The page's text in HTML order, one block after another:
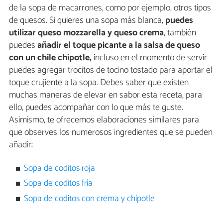
de la sopa de macarrones, como por ejemplo, otros tipos
de quesos. Si quieres una sopa más blanca,puedes
utilizar queso mozzarella y queso crema, también
puedesañadir el toque picante a la salsa de queso
con un chile chipotle,incluso en el momento de servir
puedes agregar trocitos de tocino tostado para aportar el
toque crujiente a la sopa. Debes saber que existen
muchas maneras de elevar en sabor esta receta, para
ello, puedes acompañar con lo que más te guste.
Asimismo, te ofrecemos elaboraciones similares para
que observes los numerosos ingredientes que se pueden
añadir:
Sopa de coditos roja
Sopa de coditos fría
Sopa de coditos con crema y chipotle